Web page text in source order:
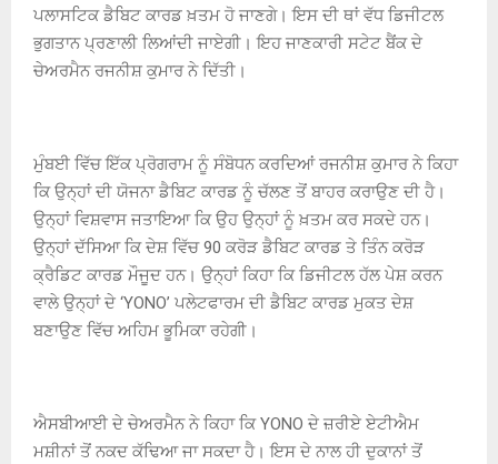
ਪਲਾਸਟਿਕ ਡੈਬਿਟ ਕਾਰਡ ਖ਼ਤਮ ਹੋ ਜਾਣਗੇ। ਇਸ ਦੀ ਥਾਂ ਵੱਧ ਡਿਜੀਟਲ
ਭੁਗਤਾਨ ਪ੍ਰਣਾਲੀ ਲਿਆਂਦੀ ਜਾਏਗੀ। ਇਹ ਜਾਣਕਾਰੀ ਸਟੇਟ ਬੈਂਕ ਦੇ
ਚੇਅਰਮੈਨ ਰਜਨੀਸ਼ ਕੁਮਾਰ ਨੇ ਦਿੱਤੀ।
ਮੁੰਬਈ ਵਿੱਚ ਇੱਕ ਪ੍ਰੋਗਰਾਮ ਨੂੰ ਸੰਬੋਧਨ ਕਰਦਿਆਂ ਰਜਨੀਸ਼ ਕੁਮਾਰ ਨੇ ਕਿਹਾ
ਕਿ ਉਨ੍ਹਾਂ ਦੀ ਯੋਜਨਾ ਡੈਬਿਟ ਕਾਰਡ ਨੂੰ ਚੱਲਣ ਤੋਂ ਬਾਹਰ ਕਰਾਉਣ ਦੀ ਹੈ।
ਉਨ੍ਹਾਂ ਵਿਸ਼ਵਾਸ ਜਤਾਇਆ ਕਿ ਉਹ ਉਨ੍ਹਾਂ ਨੂੰ ਖ਼ਤਮ ਕਰ ਸਕਦੇ ਹਨ।
ਉਨ੍ਹਾਂ ਦੱਸਿਆ ਕਿ ਦੇਸ਼ ਵਿੱਚ 90 ਕਰੋੜ ਡੈਬਿਟ ਕਾਰਡ ਤੇ ਤਿੰਨ ਕਰੋੜ
ਕ੍ਰੈਡਿਟ ਕਾਰਡ ਮੌਜੂਦ ਹਨ। ਉਨ੍ਹਾਂ ਕਿਹਾ ਕਿ ਡਿਜੀਟਲ ਹੱਲ ਪੇਸ਼ ਕਰਨ
ਵਾਲੇ ਉਨ੍ਹਾਂ ਦੇ ‘YONO’ ਪਲੇਟਫਾਰਮ ਦੀ ਡੈਬਿਟ ਕਾਰਡ ਮੁਕਤ ਦੇਸ਼
ਬਣਾਉਣ ਵਿੱਚ ਅਹਿਮ ਭੂਮਿਕਾ ਰਹੇਗੀ।
ਐਸਬੀਆਈ ਦੇ ਚੇਅਰਮੈਨ ਨੇ ਕਿਹਾ ਕਿ YONO ਦੇ ਜ਼ਰੀਏ ਏਟੀਐਮ
ਮਸ਼ੀਨਾਂ ਤੋਂ ਨਕਦ ਕੱਢਿਆ ਜਾ ਸਕਦਾ ਹੈ। ਇਸ ਦੇ ਨਾਲ ਹੀ ਦੁਕਾਨਾਂ ਤੋਂ